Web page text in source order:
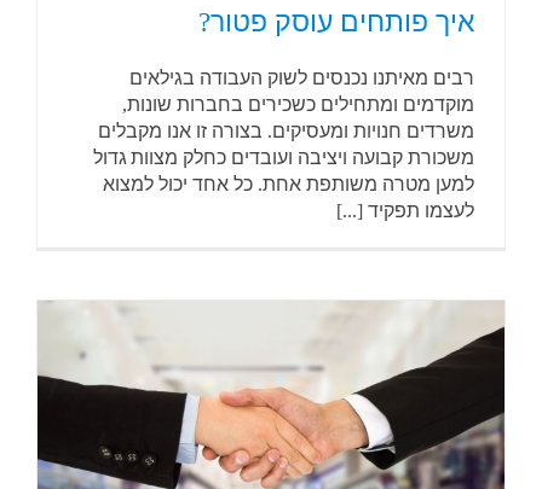
איך פותחים עוסק פטור?
רבים מאיתנו נכנסים לשוק העבודה בגילאים
מוקדמים ומתחילים כשכירים בחברות שונות,
משרדים חנויות ומעסיקים. בצורה זו אנו מקבלים
משכורת קבועה ויציבה ועובדים כחלק מצוות גדול
למען מטרה משותפת אחת. כל אחד יכול למצוא
לעצמו תפקיד [...]